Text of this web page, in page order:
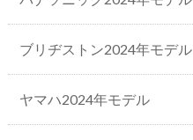
ブリヂストン2024年モデル
ヤマハ2024年モデル